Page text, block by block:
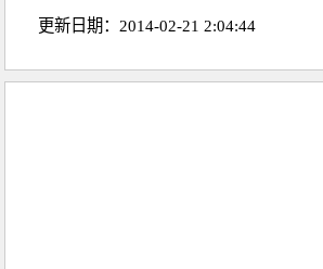
更新日期：2014-02-21 2:04:44